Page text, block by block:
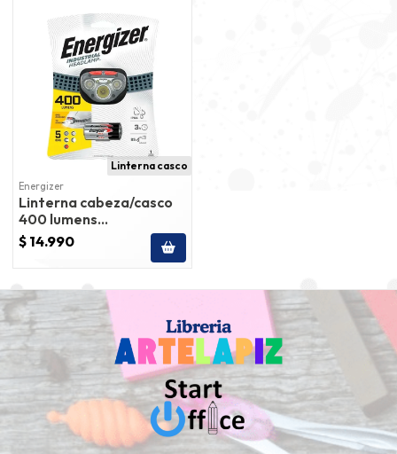
Linterna casco
Energizer
Linterna cabeza/casco
400 lumens
5mod.inc.pilas energizer
$ 14.990